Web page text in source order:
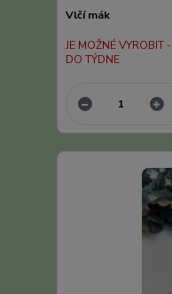
Vlčí mák
JE MOŽNÉ VYROBIT -
DO TÝDNE